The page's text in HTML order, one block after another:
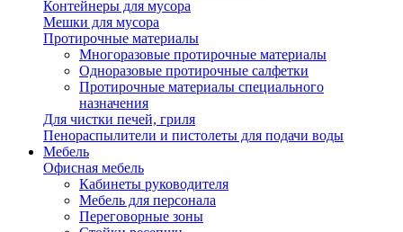
Контейнеры для мусора
Мешки для мусора
Протирочные материалы
Многоразовые протирочные материалы
Одноразовые протирочные салфетки
Протирочные материалы специального
назначения
Для чистки печей, гриля
Пенораспылители и пистолеты для подачи воды
Мебель
Офисная мебель
Кабинеты руководителя
Мебель для персонала
Переговорные зоны